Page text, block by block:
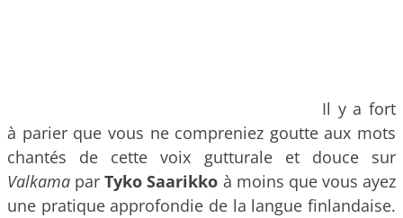
Il y a fort
à parier que vous ne compreniez goutte aux mots
chantés de cette voix gutturale et douce sur
Valkama parTyko Saarikko à moins que vous ayez
une pratique approfondie de la langue finlandaise.